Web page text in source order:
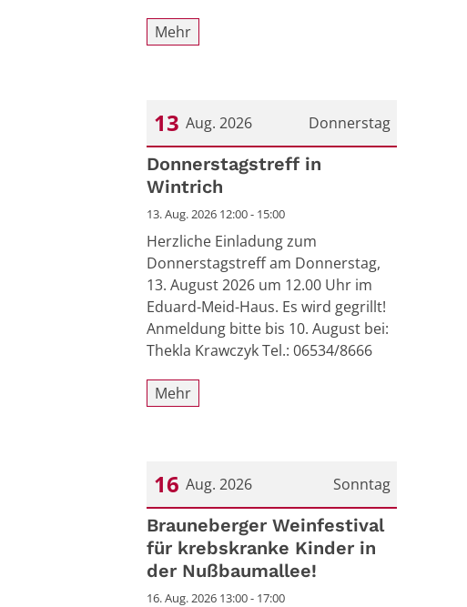
Mehr
Donnerstag
13 Aug. 2026
Datum: 13. August 2026
Donnerstagstreff in
Wintrich
13. Aug. 2026 12:00 - 15:00
Herzliche Einladung zum
Donnerstagstreff am Donnerstag,
13. August 2026 um 12.00 Uhr im
Eduard-Meid-Haus. Es wird gegrillt!
Anmeldung bitte bis 10. August bei:
Thekla Krawczyk Tel.: 06534/8666
Mehr
Sonntag
16 Aug. 2026
Datum: 16. August 2026
Brauneberger Weinfestival
für krebskranke Kinder in
der Nußbaumallee!
16. Aug. 2026 13:00 - 17:00